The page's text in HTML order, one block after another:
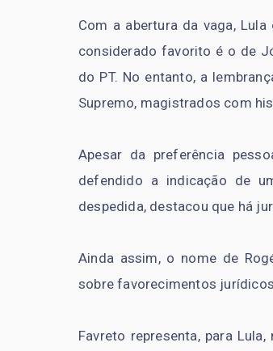
Com a abertura da vaga,
considerado favorito é o de
do PT. No entanto, a
Supremo, magistrados com
Apesar da preferência
defendido a indicação de
despedida, destacou que há
Ainda assim, o nome de
sobre favorecimentos
Favreto representa, para